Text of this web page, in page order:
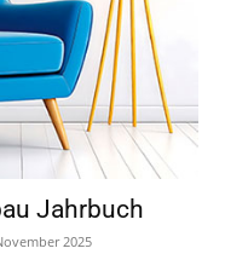
Jahrbuch
2025